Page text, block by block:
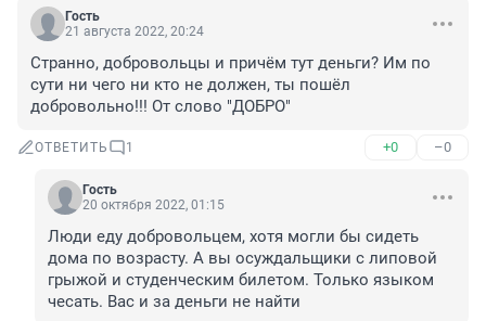
Гость
21 августа 2022, 20:24
Странно, добровольцы и причём тут деньги? Им по
сути ни чего ни кто не должен, ты пошёл
добровольно!!! От слово "ДОБРО"
ОТВЕТИТЬ 1 +0 –0
Гость
20 октября 2022, 01:15
Люди еду добровольцем, хотя могли бы сидеть
дома по возрасту. А вы осуждальщики с липовой
грыжой и студенческим билетом. Только языком
чесать. Вас и за деньги не найти